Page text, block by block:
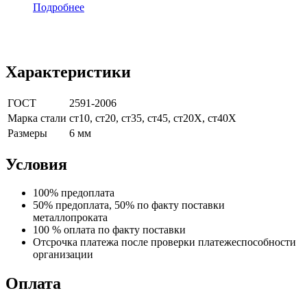
Подробнее
Характеристики
ГОСТ
2591-2006
Марка стали ст10, ст20, ст35, ст45, ст20Х, ст40Х
Размеры
6 мм
Условия
100% предоплата
50% предоплата, 50% по факту поставки
металлопроката
100 % оплата по факту поставки
Отсрочка платежа после проверки платежеспособности
организации
Оплата